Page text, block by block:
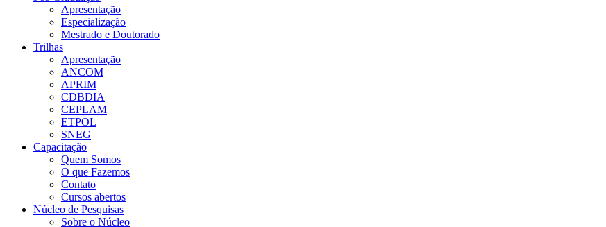
Apresentação
Especialização
Mestrado e Doutorado
Trilhas
Apresentação
ANCOM
APRIM
CDBDIA
CEPLAM
ETPOL
SNEG
Capacitação
Quem Somos
O que Fazemos
Contato
Cursos abertos
Núcleo de Pesquisas
Sobre o Núcleo